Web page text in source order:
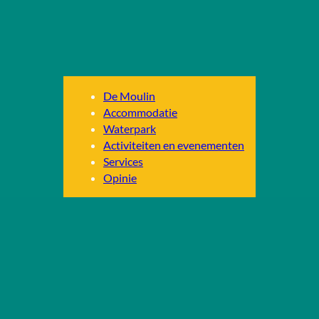
De Moulin
Accommodatie
Waterpark
Activiteiten en evenementen
Services
Opinie